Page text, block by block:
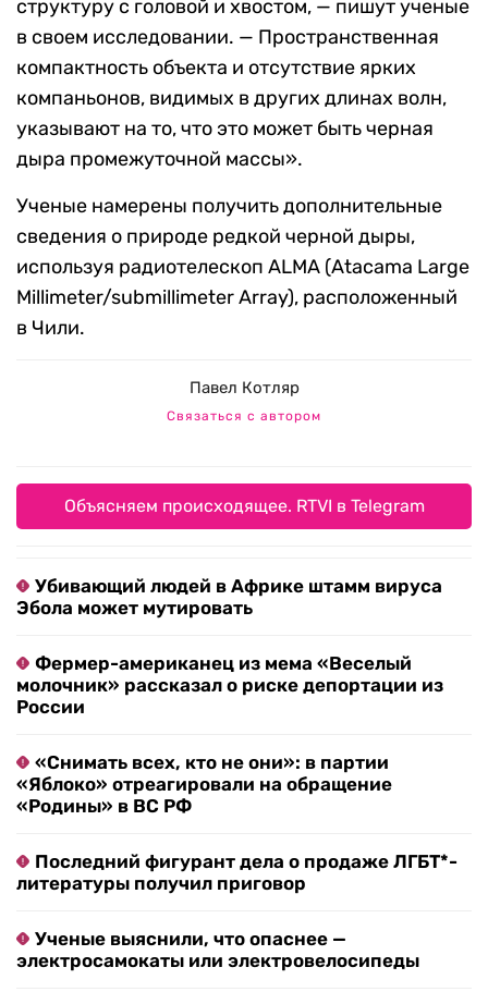
структуру с головой и хвостом, — пишут ученые
в своем исследовании. — Пространственная
компактность объекта и отсутствие ярких
компаньонов, видимых в других длинах волн,
указывают на то, что это может быть черная
дыра промежуточной массы».
Ученые намерены получить дополнительные
сведения о природе редкой черной дыры,
используя радиотелескоп ALMA (Atacama Large
Millimeter/submillimeter Array), расположенный
в Чили.
Павел Котляр
Связаться с автором
Объясняем происходящее. RTVI в Telegram
Убивающий людей в Африке штамм вируса
Эбола может мутировать
Фермер-американец из мема «Веселый
молочник» рассказал о риске депортации из
России
«Снимать всех, кто не они»: в партии
«Яблоко» отреагировали на обращение
«Родины» в ВС РФ
Последний фигурант дела о продаже ЛГБТ*-
литературы получил приговор
Ученые выяснили, что опаснее —
электросамокаты или электровелосипеды